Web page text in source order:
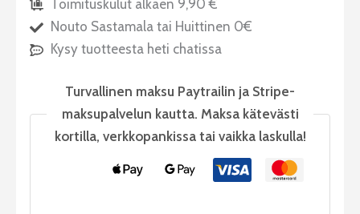
Toimituskulut alkaen 9,90 €
Nouto Sastamala tai Huittinen 0€
Kysy tuotteesta heti chatissa
Turvallinen maksu Paytrailin ja Stripe-
maksupalvelun kautta. Maksa kätevästi
kortilla, verkkopankissa tai vaikka laskulla!